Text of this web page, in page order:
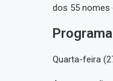
dos 55 nomes
Quarta-feira